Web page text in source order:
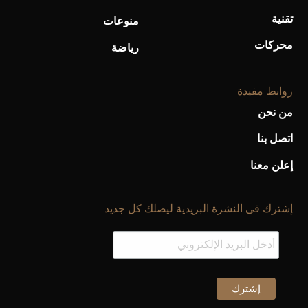
تقنية
محركات
منوعات
رياضة
روابط مفيدة
من نحن
اتصل بنا
إعلن معنا
إشترك فى النشرة البريدية ليصلك كل جديد